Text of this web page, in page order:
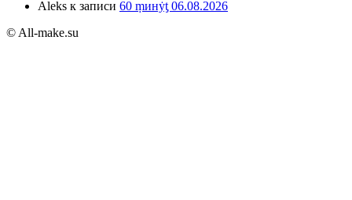
Aleks к записи 60 ṃинẏƫ 06.08.2026
© All-make.su